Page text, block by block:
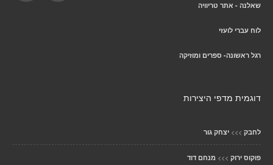
שאלנה - אתר טריוויה
לוח עברי לועזי
רגל ראשונה- ספרים ומוזיקה
דוגמית מדפי היצירות
לחבק >>> יצחק גור
פוקוס ירוק >>> מנחם דוד